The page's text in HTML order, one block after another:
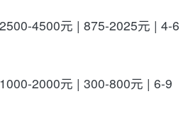
4500元 | 875-2025元 | 4-6
2000元 | 300-800元 | 6-9